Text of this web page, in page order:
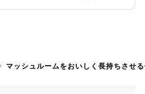
マッシュルームをおいしく長持ちさせ